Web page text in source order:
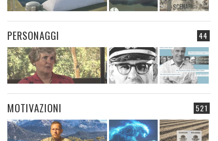
44
PERSONAGGI
521
MOTIVAZIONI